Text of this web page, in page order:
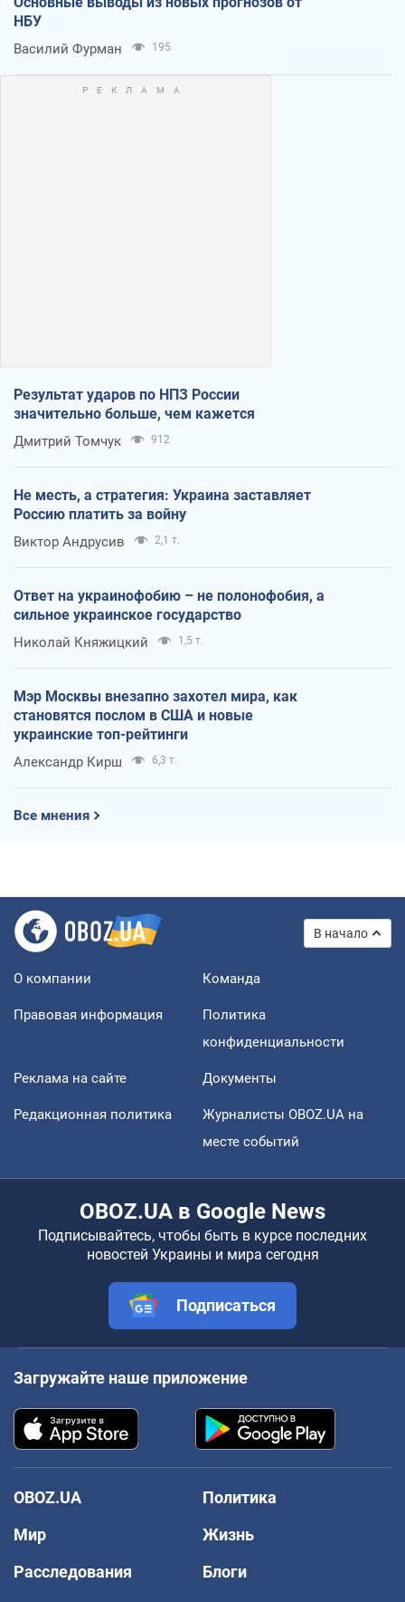
НБУ
Василий Фурман 195
Результат ударов по НПЗ России
значительно больше, чем кажется
Дмитрий Томчук 912
Не месть, а стратегия: Украина заставляет
Россию платить за войну
Виктор Андрусив 2,1 т.
Ответ на украинофобию – не полонофобия, а
сильное украинское государство
Николай Княжицкий 1,5 т.
Мэр Москвы внезапно захотел мира, как
становятся послом в США и новые
украинские топ-рейтинги
Александр Кирш 6,3 т.
Все мнения
В начало
О компании Команда
Правовая информация
Политика
конфиденциальности
Реклама на сайте Документы
Редакционная политика
Журналисты OBOZ.UA на
месте событий
OBOZ.UA в Google News
Подписывайтесь, чтобы быть в курсе последних
новостей Украины и мира сегодня
Подписаться
Загружайте наше приложение
OBOZ.UA
Политика
Мир
Жизнь
Расследования
Блоги